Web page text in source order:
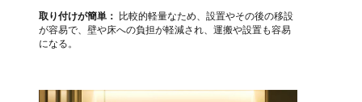
取り付けが簡単： 比較的軽量なため、設置やその後の移設
が容易で、壁や床への負担が軽減され、運搬や設置も容易
になる。